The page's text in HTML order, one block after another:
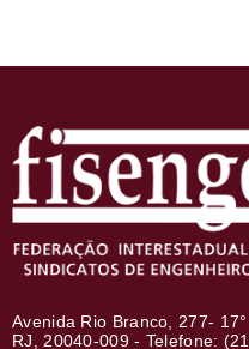
Avenida Rio Branco, 277-
RJ, 20040-009 - Telefone: